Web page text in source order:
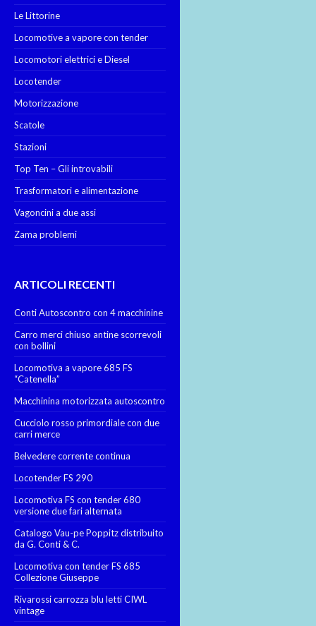
Le Littorine
Locomotive a vapore con tender
Locomotori elettrici e Diesel
Locotender
Motorizzazione
Scatole
Stazioni
Top Ten – Gli introvabili
Trasformatori e alimentazione
Vagoncini a due assi
Zama problemi
ARTICOLI RECENTI
Conti Autoscontro con 4 macchinine
Carro merci chiuso antine scorrevoli
con bollini
Locomotiva a vapore 685 FS
“Catenella”
Macchinina motorizzata autoscontro
Cucciolo rosso primordiale con due
carri merce
Belvedere corrente continua
Locotender FS 290
Locomotiva FS con tender 680
versione due fari alternata
Catalogo Vau-pe Poppitz distribuito
da G. Conti & C.
Locomotiva con tender FS 685
Collezione Giuseppe
Rivarossi carrozza blu letti CIWL
vintage